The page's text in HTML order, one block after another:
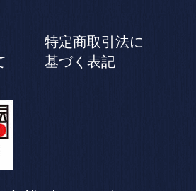
特定商取引法に
基づく表記